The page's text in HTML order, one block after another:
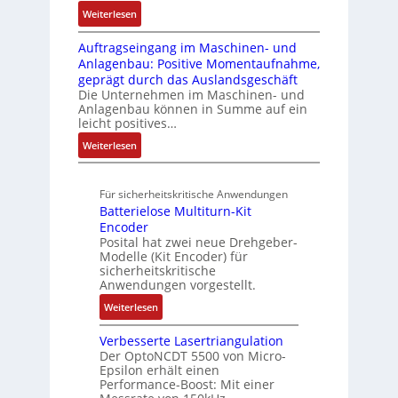
b
e
r
w
a
u
g
e
g
r
a
d
M
L
3
f
s
i
c
h
e
r
e
E
n
t
w
i
u
e
r
u
n
g
o
n
G
u
n
d
o
o
t
i
u
k
t
u
r
3
6
f
e
h
l
e
n
4
,
M
i
l
l
i
o
n
e
n
A
r
b
Weiterlesen:
A
l
l
A
b
o
u
t
A
t
o
m
a
t
i
n
x
p
a
Auftragseingang im Maschinen- und
Anlagenbau: Positive Momentaufnahme,
geprägt durch das Auslandsgeschäft
Die Unternehmen im Maschinen- und
Anlagenbau können in Summe auf ein
leicht positives…
Weiterlesen:
A
f
t
r
a
g
s
e
i
n
g
a
n
Für sicherheitskritische Anwendungen
Batterielose Multiturn-Kit
Encoder
Posital hat zwei neue Drehgeber-
Modelle (Kit Encoder) für
sicherheitskritische
Anwendungen vorgestellt.
Weiterlesen:
B
a
t
t
e
Verbesserte Lasertriangulation
Der OptoNCDT 5500 von Micro-
Epsilon erhält einen
Performance-Boost: Mit einer